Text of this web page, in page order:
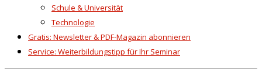
Schule & Universität
Technologie
Gratis: Newsletter & PDF-Magazin abonnieren
Service: Weiterbildungstipp für Ihr Seminar